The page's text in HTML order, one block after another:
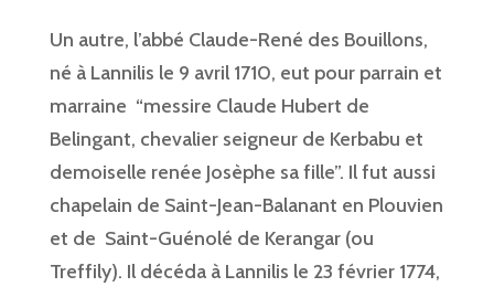
Un autre, l’abbé Claude-René des Bouillons,
né à Lannilis le 9 avril 1710, eut pour parrain et
marraine “messire Claude Hubert de
Belingant, chevalier seigneur de Kerbabu et
demoiselle renée Josèphe sa fille”. Il fut aussi
chapelain de Saint-Jean-Balanant en Plouvien
et de Saint-Guénolé de Kerangar (ou
Treffily). Il décéda à Lannilis le 23 février 1774,